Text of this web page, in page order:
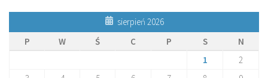
sierpień 2026
P
W Ś C P S
N
1
2